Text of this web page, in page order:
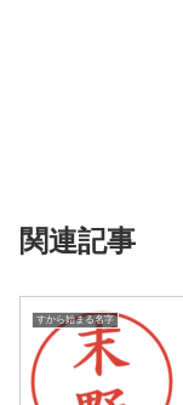
関連記事
すから始まる名字